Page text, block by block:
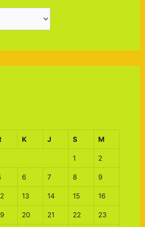
K J S M
1 2
6 7 8 9
13 14 15 16
20 21 22 23